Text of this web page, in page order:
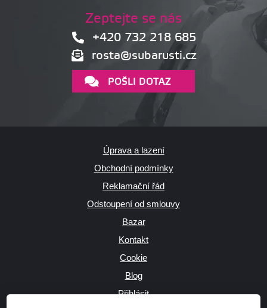
Zeptejte se nás
+420 732 218 685
rosta@subarusti.cz
POŠLI DOTAZ
Úprava a lazení
Obchodní podmínky
Reklamační řád
Odstoupení od smlouvy
Bazar
Kontakt
Cookie
Blog
Přihlásit